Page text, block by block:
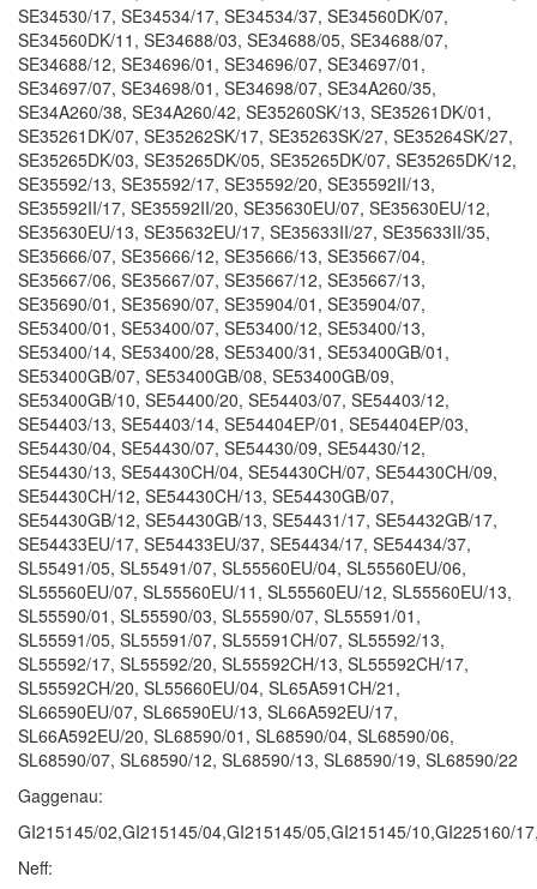
SE34530/17, SE34534/17, SE34534/37, SE34560DK/07,
SE34560DK/11, SE34688/03, SE34688/05, SE34688/07,
SE34688/12, SE34696/01, SE34696/07, SE34697/01,
SE34697/07, SE34698/01, SE34698/07, SE34A260/35,
SE34A260/38, SE34A260/42, SE35260SK/13, SE35261DK/01,
SE35261DK/07, SE35262SK/17, SE35263SK/27, SE35264SK/27,
SE35265DK/03, SE35265DK/05, SE35265DK/07, SE35265DK/12,
SE35592/13, SE35592/17, SE35592/20, SE35592II/13,
SE35592II/17, SE35592II/20, SE35630EU/07, SE35630EU/12,
SE35630EU/13, SE35632EU/17, SE35633II/27, SE35633II/35,
SE35666/07, SE35666/12, SE35666/13, SE35667/04,
SE35667/06, SE35667/07, SE35667/12, SE35667/13,
SE35690/01, SE35690/07, SE35904/01, SE35904/07,
SE53400/01, SE53400/07, SE53400/12, SE53400/13,
SE53400/14, SE53400/28, SE53400/31, SE53400GB/01,
SE53400GB/07, SE53400GB/08, SE53400GB/09,
SE53400GB/10, SE54400/20, SE54403/07, SE54403/12,
SE54403/13, SE54403/14, SE54404EP/01, SE54404EP/03,
SE54430/04, SE54430/07, SE54430/09, SE54430/12,
SE54430/13, SE54430CH/04, SE54430CH/07, SE54430CH/09,
SE54430CH/12, SE54430CH/13, SE54430GB/07,
SE54430GB/12, SE54430GB/13, SE54431/17, SE54432GB/17,
SE54433EU/17, SE54433EU/37, SE54434/17, SE54434/37,
SL55491/05, SL55491/07, SL55560EU/04, SL55560EU/06,
SL55560EU/07, SL55560EU/11, SL55560EU/12, SL55560EU/13,
SL55590/01, SL55590/03, SL55590/07, SL55591/01,
SL55591/05, SL55591/07, SL55591CH/07, SL55592/13,
SL55592/17, SL55592/20, SL55592CH/13, SL55592CH/17,
SL55592CH/20, SL55660EU/04, SL65A591CH/21,
SL66590EU/07, SL66590EU/13, SL66A592EU/17,
SL66A592EU/20, SL68590/01, SL68590/04, SL68590/06,
SL68590/07, SL68590/12, SL68590/13, SL68590/19, SL68590/22
Gaggenau:
GI215145/02,GI215145/04,GI215145/05,GI215145/10,GI225160/
Neff: